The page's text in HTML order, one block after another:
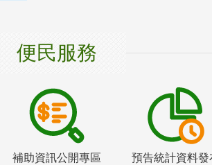
便民服務
補助資訊公開專區
預告統計資料發